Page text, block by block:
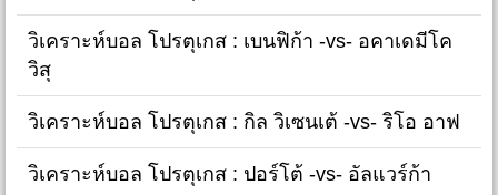
วิเคราะห์บอล โปรตุเกส : เบนฟิก้า -vs- อคาเดมีโค
วิสุ
วิเคราะห์บอล โปรตุเกส : กิล วิเซนเต้ -vs- ริโอ อาฟ
วิเคราะห์บอล โปรตุเกส : ปอร์โต้ -vs- อัลแวร์ก้า